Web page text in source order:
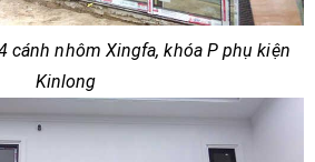
cánh nhôm Xingfa, khóa P phụ kiện
Kinlong